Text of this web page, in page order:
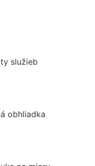
služieb
obhliadka